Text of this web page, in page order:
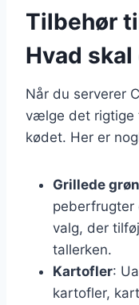
Tilbehør
Hvad
Når du serverer
vælge det rigtige
kødet. Her er
Grillede
peberfrugter
valg, der
tallerken.
Kartofler:
kartofler,